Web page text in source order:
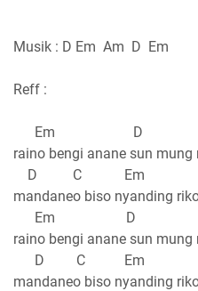
Musik : D Em Am D Em
Reff :
Em D
raino bengi anane sun mung
D C Em
mandaneo biso nyanding
Em D
raino bengi anane sun mung
D C Em
mandaneo biso nyanding